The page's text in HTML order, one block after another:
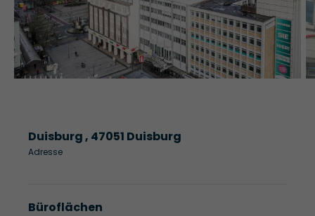
Duisburg , 47051 Duisburg
Adresse
Büroflächen